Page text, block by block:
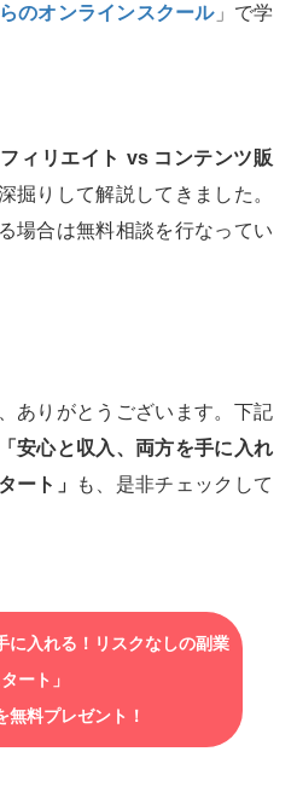
のオンラインスクール」で学
フィリエイト vs コンテンツ販
掘りして解説してきました。
場合は無料相談を行なってい
ありがとうございます。下記
「安心と収入、両方を手に入れ
ート」
も、是非チェックして
に入れる！リスクなしの副業
ート」
料プレゼント！